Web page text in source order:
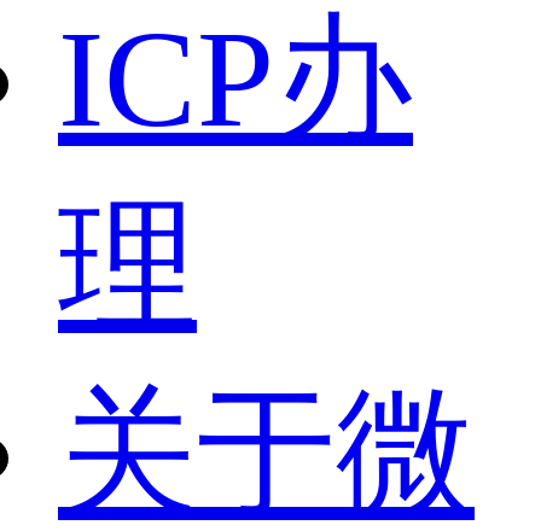
ICP办
理
关于微